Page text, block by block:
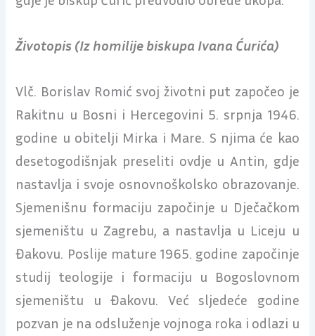
Životopis (Iz homilije biskupa Ivana Ćurića)
Vlč. Borislav Romić svoj životni put započeo je
Rakitnu u Bosni i Hercegovini 5. srpnja 1946.
godine u obitelji Mirka i Mare. S njima će kao
desetogodišnjak preseliti ovdje u Antin, gdje
nastavlja i svoje osnovnoškolsko obrazovanje.
Sjemenišnu formaciju započinje u Dječačkom
sjemeništu u Zagrebu, a nastavlja u Liceju u
Đakovu. Poslije mature 1965. godine započinje
studij teologije i formaciju u Bogoslovnom
sjemeništu u Đakovu. Već sljedeće godine
pozvan je na odsluženje vojnoga roka i odlazi u